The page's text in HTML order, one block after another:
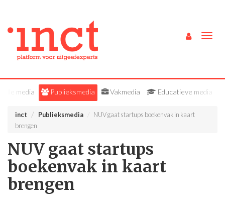
Alle media Publieksmedia Vakmedia Educatieve media
inct Publieksmedia
NUV gaat startups boekenvak in kaart
brengen
NUV gaat startups
boekenvak in kaart
brengen